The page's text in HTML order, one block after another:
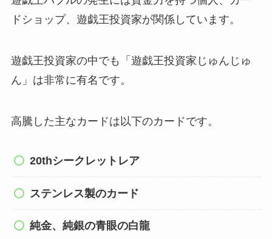
ドショップ、遊戯王投資家が関係しています。
遊戯王投資家の中でも「遊戯王投資家じゅんじゅ
ん」は非常に有名です。
高騰した主なカードは以下のカードです。
20thシークレットレア
ステンレス製のカード
純金、純銀の青眼の白龍